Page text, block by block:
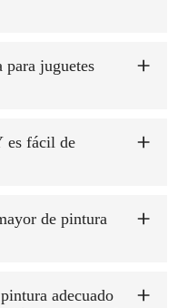
proporcionando un
el desconchado y
para juguetes
que los juguetes
uso y manipulación
es fácil de
con nuestras
limpiar con agua y
de pintura
lo que garantiza que
adecuado